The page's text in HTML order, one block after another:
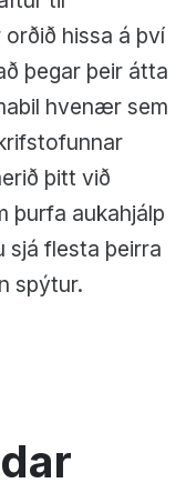
hissa á því
þegar þeir átta
hvenær sem
þitt við
þurfa aukahjálp
sjá flesta þeirra
spýtur.